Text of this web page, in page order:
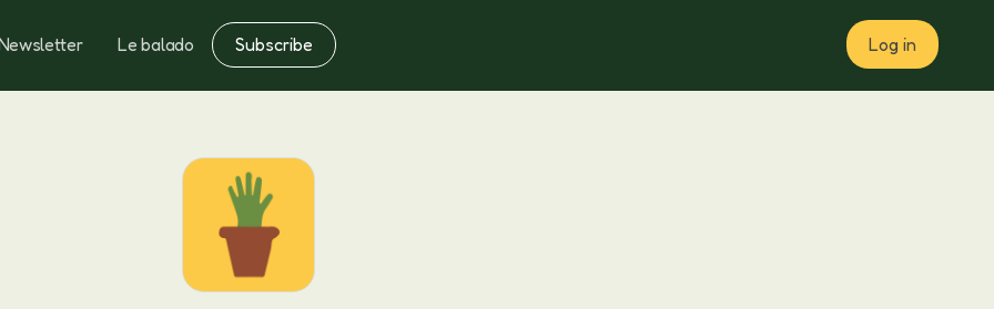
Le balado Subscribe Log in
Notes Fertilisation Plan